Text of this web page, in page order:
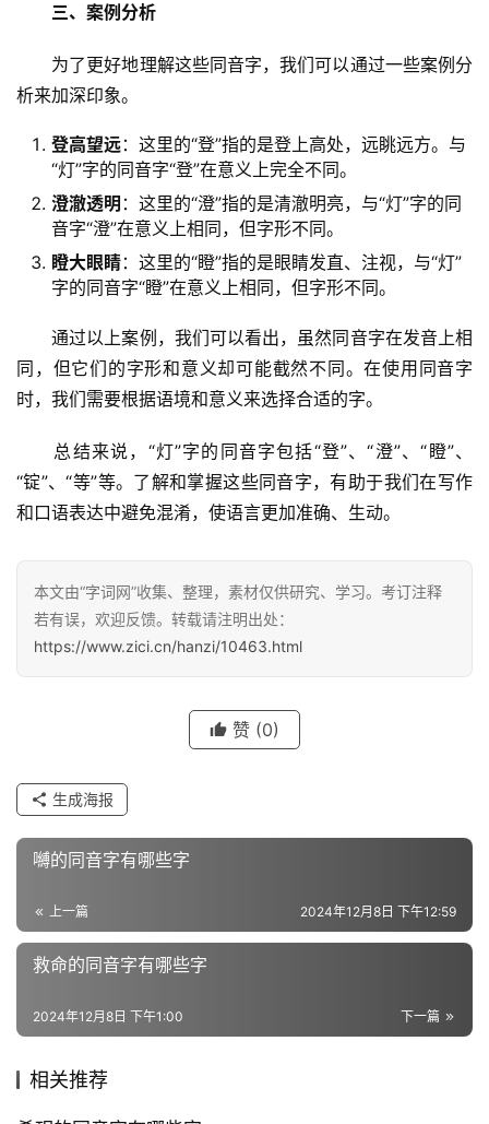
汉
字
反
词
义
三、案例分析
为了更好地理解这些同音字，我们可以通过一些案例分
析来加深印象。
登高望远：这里的“登”指的是登上高处，远眺远方。与
“灯”字的同音字“登”在意义上完全不同。
澄澈透明 ：这里的“澄”指的是清澈明亮，与“灯”字的同
音字“澄”在意义上相同，但字形不同。
瞪大眼睛：这里的“瞪”指的是眼睛发直、注视，与“灯”
字的同音字“瞪”在意义上相同，但字形不同。
通过以上案例，我们可以看出，虽然同音字在发音上相
同，但它们的字形和意义却可能截然不同。在使用同音字
时，我们需要根据语境和意义来选择合适的字。
总结来说，“灯”字的同音字包括“登”、“澄”、“瞪”、
“锭”、“等”等。了解和掌握这些同音字，有助于我们在写作
和口语表达中避免混淆，使语言更加准确、生动。
本文由“字词网”收集、整理，素材仅供研究、学习。考订注释
若有误，欢迎反馈。转载请注明出处：
https://www.zici.cn/hanzi/10463.html
赞 (0)
生成海报
嚩的同音字有哪些字
上一篇 2024年12月8日 下午12:59
救命的同音字有哪些字
下一篇
2024年12月8日 下午1:00
相关推荐